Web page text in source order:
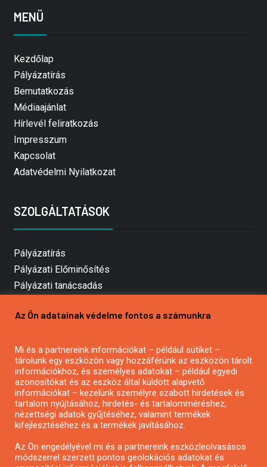
MENÜ
Kezdőlap
Pályázatírás
Bemutatkozás
Médiaajánlat
Hírlevél feliratkozás
Impresszum
Kapcsolat
Adatvédelmi Nyilatkozat
SZOLGÁLTATÁSOK
Pályázatírás
Pályázati Előminősítés
Pályázati tanácsadás
Mezőgazdasági pályázatírás
Pályázatírás civil szervezeteknek
Pályázatírás önkormányzatoknak
Pályázatfigyelés
Specifikus pályázatfigyelés vagy hírlevél
Az Ön adatainak védelme fontos a számunkra
Mi és a partnereink információkat – például sütiket –
tárolunk egy eszközön vagy hozzáférünk az eszközön tárolt
információkhoz, és személyes adatokat – például egyedi
azonosítókat és az eszköz által küldött alapvető
információkat – kezelünk személyre szabott hirdetések és
tartalom nyújtásához, hirdetés- és tartalomméréshez,
nézettségi adatok gyűjtéséhez, valamint termékek
kifejlesztéséhez és a termékek javításához.
Az Ön engedélyével mi és a partnereink eszközleolvasásos
módszerrel szerzett pontos geolokációs adatokat és